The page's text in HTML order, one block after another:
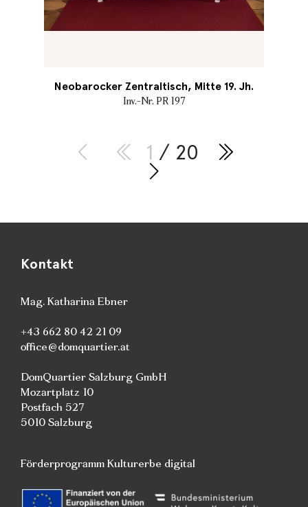
Neobarocker Zentraltisch, Mitte 19. Jh.
Inv.-Nr. PR 197
1 / 20
Kontakt
Mag. Katharina Ebner
+43 662 80 42 21 09
office@domquartier.at
DomQuartier Salzburg GmbH
Mozartplatz 10
Postfach 527
5010 Salzburg
Förderprogramm Kulturerbe digital